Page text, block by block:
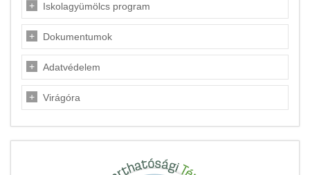
Iskolagyümölcs program
Dokumentumok
Adatvédelem
Virágóra